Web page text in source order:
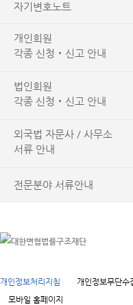
자기변호노트
개인회원
각종 신청‧신고 안내
법인회원
각종 신청‧신고 안내
외국법 자문사 / 사무소
서류 안내
전문분야 서류안내
개인정보처리지침 개인정보무단수
모바일 홈페이지